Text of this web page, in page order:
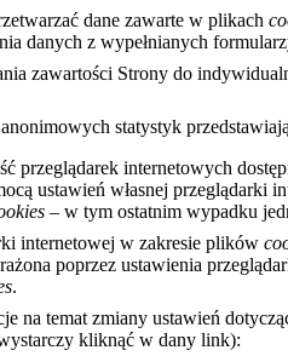
dane zawarte w plikach
danych z wypełnianych
zawartości Strony do
statystyk
przeglądarek internetowych
ustawień własnej przeglądarki
– w tym ostatnim wypadku
internetowej w zakresie plików
poprzez ustawienia
.
na temat zmiany ustawień
kliknąć w dany link):